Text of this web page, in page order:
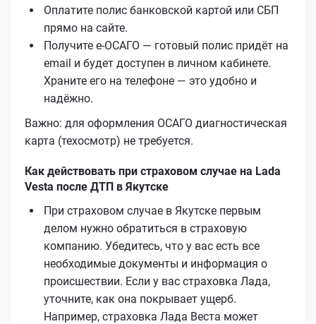
Оплатите полис банковской картой или СБП
прямо на сайте.
Получите е‑ОСАГО — готовый полис придёт на
email и будет доступен в личном кабинете.
Храните его на телефоне — это удобно и
надёжно.
Важно: для оформления ОСАГО диагностическая
карта (техосмотр) не требуется.
Как действовать при страховом случае на Lada
Vesta после ДТП в Якутске
При страховом случае в Якутске первым
делом нужно обратиться в страховую
компанию. Убедитесь, что у вас есть все
необходимые документы и информация о
происшествии. Если у вас страховка Лада,
уточните, как она покрывает ущерб.
Например, страховка Лада Веста может